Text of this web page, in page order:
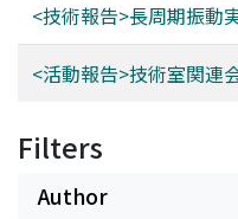
<技術報告>長周期振動
<活動報告>技術室関連
Filters
Author